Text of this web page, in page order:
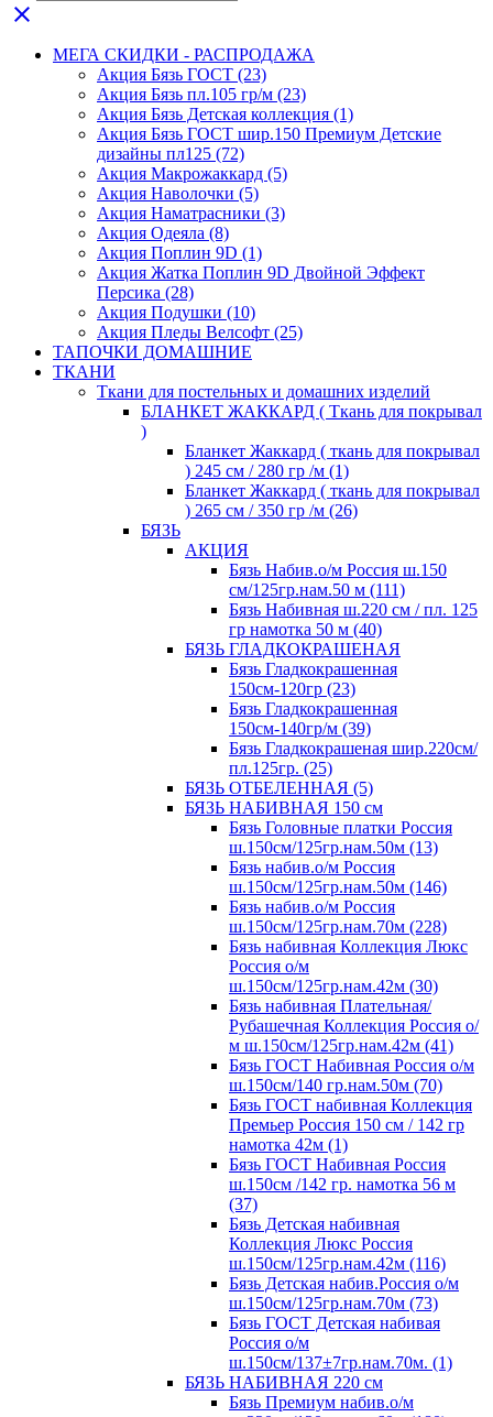
close
МЕГА СКИДКИ - РАСПРОДАЖА
Акция Бязь ГОСТ (23)
Акция Бязь пл.105 гр/м (23)
Акция Бязь Детская коллекция (1)
Акция Бязь ГОСТ шир.150 Премиум Детские
дизайны пл125 (72)
Акция Макрожаккард (5)
Акция Наволочки (5)
Акция Наматрасники (3)
Акция Одеяла (8)
Акция Поплин 9D (1)
Акция Жатка Поплин 9D Двойной Эффект
Персика (28)
Акция Подушки (10)
Акция Пледы Велсофт (25)
ТАПОЧКИ ДОМАШНИЕ
ТКАНИ
Ткани для постельных и домашних изделий
БЛАНКЕТ ЖАККАРД ( Ткань для покрывал
)
Бланкет Жаккард ( ткань для покрывал
) 245 см / 280 гр /м (1)
Бланкет Жаккард ( ткань для покрывал
) 265 см / 350 гр /м (26)
БЯЗЬ
АКЦИЯ
Бязь Набив.о/м Россия ш.150
см/125гр.нам.50 м (111)
Бязь Набивная ш.220 см / пл. 125
гр намотка 50 м (40)
БЯЗЬ ГЛАДКОКРАШЕНАЯ
Бязь Гладкокрашенная
150см-120гр (23)
Бязь Гладкокрашенная
150см-140гр/м (39)
Бязь Гладкокрашеная шир.220см/
пл.125гр. (25)
БЯЗЬ ОТБЕЛЕННАЯ (5)
БЯЗЬ НАБИВНАЯ 150 см
Бязь Головные платки Россия
ш.150см/125гр.нам.50м (13)
Бязь набив.о/м Россия
ш.150см/125гр.нам.50м (146)
Бязь набив.о/м Россия
ш.150см/125гр.нам.70м (228)
Бязь набивная Коллекция Люкс
Россия о/м
ш.150см/125гр.нам.42м (30)
Бязь набивная Плательная/
Рубашечная Коллекция Россия о/
м ш.150см/125гр.нам.42м (41)
Бязь ГОСТ Набивная Россия о/м
ш.150см/140 гр.нам.50м (70)
Бязь ГОСТ набивная Коллекция
Премьер Россия 150 см / 142 гр
намотка 42м (1)
Бязь ГОСТ Набивная Россия
ш.150см /142 гр. намотка 56 м
(37)
Бязь Детская набивная
Коллекция Люкс Россия
ш.150см/125гр.нам.42м (116)
Бязь Детская набив.Россия о/м
ш.150см/125гр.нам.70м (73)
Бязь ГОСТ Детская набивая
Россия о/м
ш.150см/137±7гр.нам.70м. (1)
БЯЗЬ НАБИВНАЯ 220 см
Бязь Премиум набив.о/м